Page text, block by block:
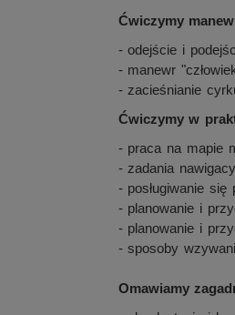
Ćwiczymy
- odejście i
- manewr
- zacieśnianie
Ćwiczymy w
- praca na mapie
- zadania
- posługiwanie
- planowanie i
- planowanie i
- sposoby
Omawiamy